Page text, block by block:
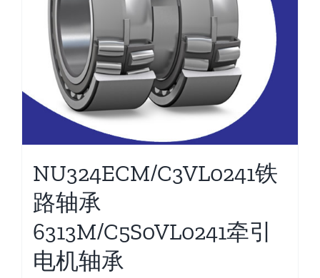
NU324ECM/C3VL0241铁
路轴承
6313M/C5S0VL0241牵引
电机轴承